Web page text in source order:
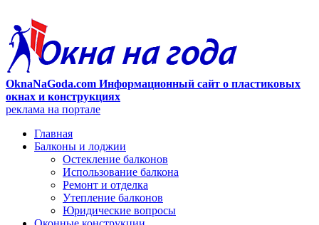
OknaNaGoda.com Информационный сайт о пластиковых
окнах и конструкциях
реклама на портале
Главная
Балконы и лоджии
Остекление балконов
Использование балкона
Ремонт и отделка
Утепление балконов
Юридические вопросы